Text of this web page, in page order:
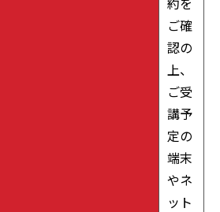
ご確
認の
上、
ご受
講予
定の
端末
やネ
ット